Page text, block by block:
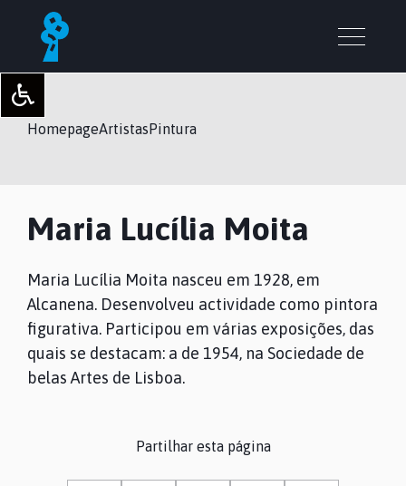
HomepageArtistasPintura
Maria Lucília Moita
Maria Lucília Moita nasceu em 1928, em
Alcanena. Desenvolveu actividade como pintora
figurativa. Participou em várias exposições, das
quais se destacam: a de 1954, na Sociedade de
belas Artes de Lisboa.
Partilhar esta página